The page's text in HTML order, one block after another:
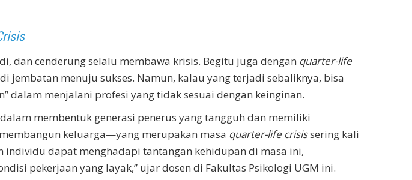
dan cenderung selalu membawa krisis. Begitu juga dengan quarter-life
menuju sukses. Namun, kalau yang terjadi sebaliknya, bisa
dalam menjalani profesi yang tidak sesuai dengan keinginan.
membentuk generasi penerus yang tangguh dan memiliki
keluarga—yang merupakan masa quarter-life crisissering kali
dapat menghadapi tantangan kehidupan di masa ini,
pekerjaan yang layak,” ujar dosen di Fakultas Psikologi UGM ini.